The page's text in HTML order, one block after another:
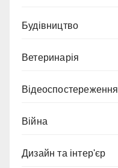
Будівництво
Ветеринарія
Відеоспостереження
Війна
Дизайн та інтер'єр